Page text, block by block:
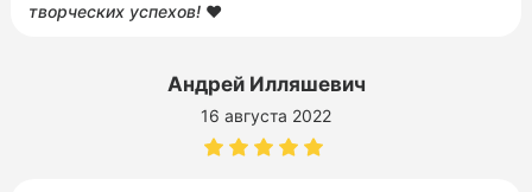
творческих успехов! ❤️
Андрей Илляшевич
16 августа 2022